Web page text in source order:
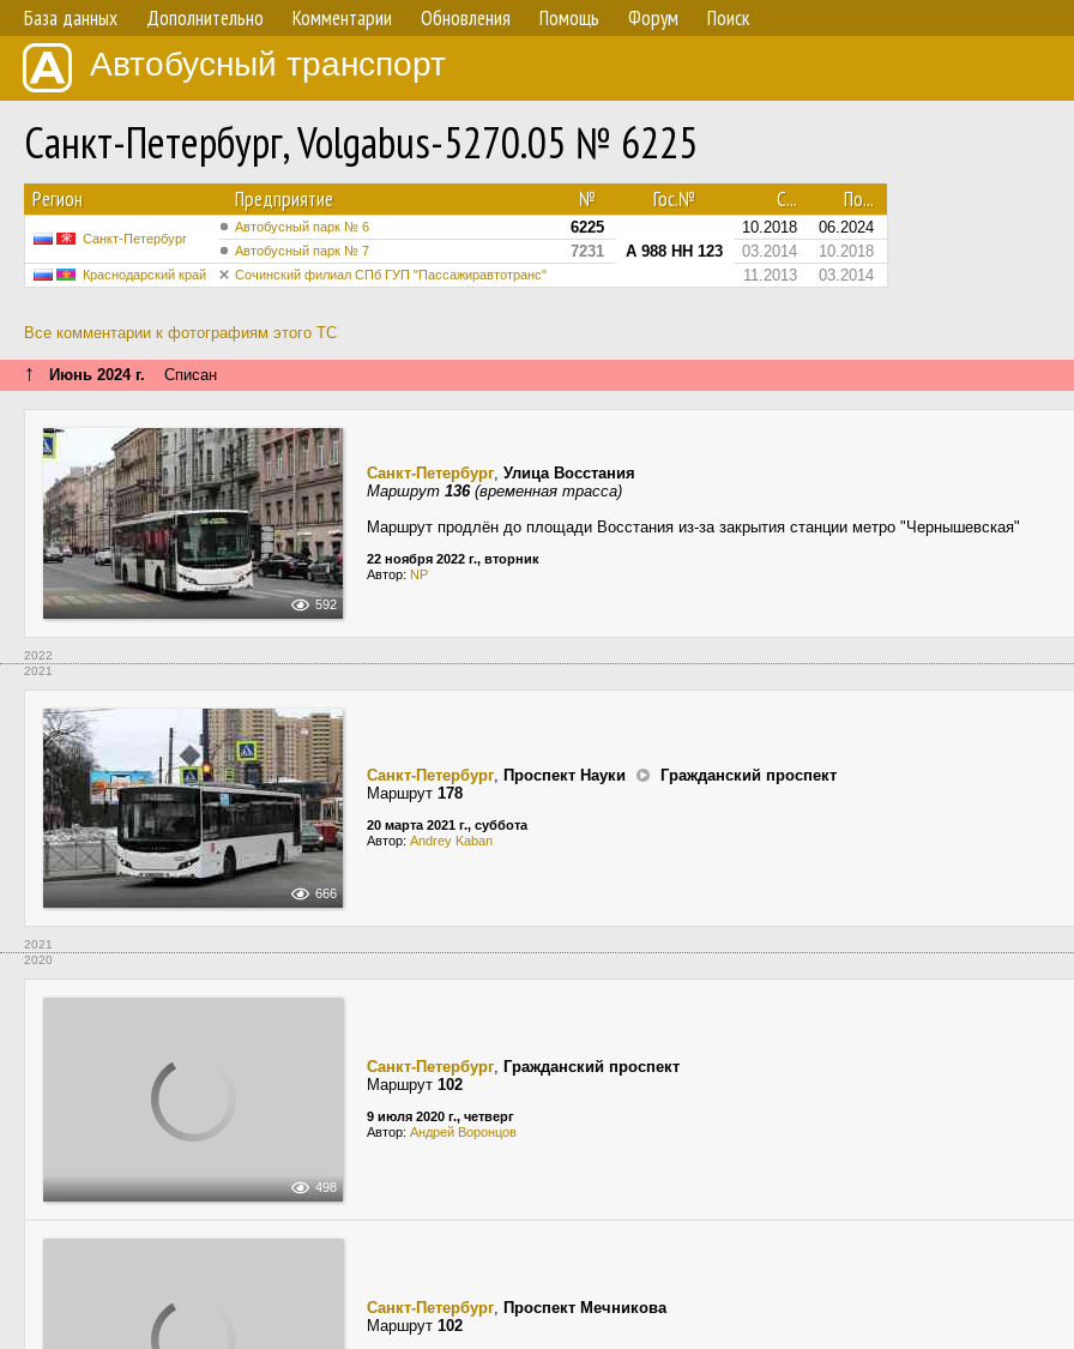
База данных Дополнительно Комментарии Обновления Помощь Форум Поиск
Автобусный транспорт
Санкт-Петербург, Volgabus-5270.05 № 6225
Регион Предприятие № Гос.№ С... По...
Санкт-Петербург
Автобусный парк № 6
6225
А 988 НН 123
10.2018 06.2024
Автобусный парк № 7 7231 03.2014 10.2018
Краснодарский край Сочинский филиал СПб ГУП "Пассажиравтотранс" 11.2013 03.2014
Все комментарии к фотографиям этого ТС
↑ Июнь 2024 г. Списан
592
Санкт-Петербург, Улица Восстания
Маршрут 136(временная трасса)
Маршрут продлён до площади Восстания из-за закрытия станции метро "Чернышевская"
22 ноября 2022 г., вторник
Автор: NP
2022
2021
666
Санкт-Петербург, Проспект Науки
Гражданский проспект
Маршрут 178
20 марта 2021 г., суббота
Автор: Andrey Kaban
2021
2020
498
Санкт-Петербург, Гражданский проспект
Маршрут 102
9 июля 2020 г., четверг
Автор: Андрей Воронцов
Санкт-Петербург, Проспект Мечникова
Маршрут 102